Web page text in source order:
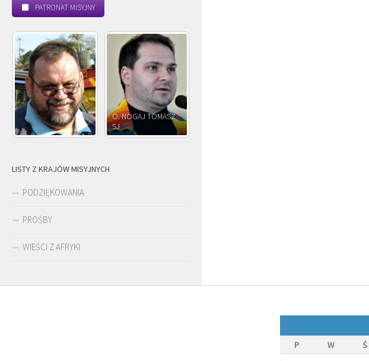
PATRONAT MISYJNY
O. JÓZEF OLEKSY SJ
O. JÓZEF
PAWŁOWSKI SJ
LISTY Z KRAJÓW MISYJNYCH
PODZIĘKOWANIA
PROŚBY
WIEŚCI Z AFRYKI
P
W Ś